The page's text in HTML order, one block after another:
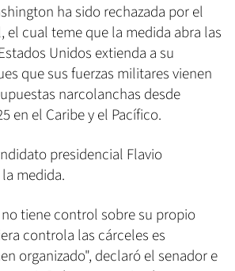
ha sido rechazada por el
el cual teme que la medida abra las
Unidos extienda a su
que sus fuerzas militares vienen
narcolanchas desde
en el Caribe y el Pacífico.
presidencial Flavio
medida.
tiene control sobre su propio
controla las cárceles es
organizado", declaró el senador e